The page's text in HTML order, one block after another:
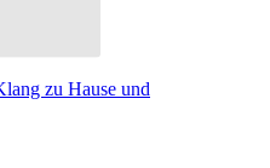
zu Hause und